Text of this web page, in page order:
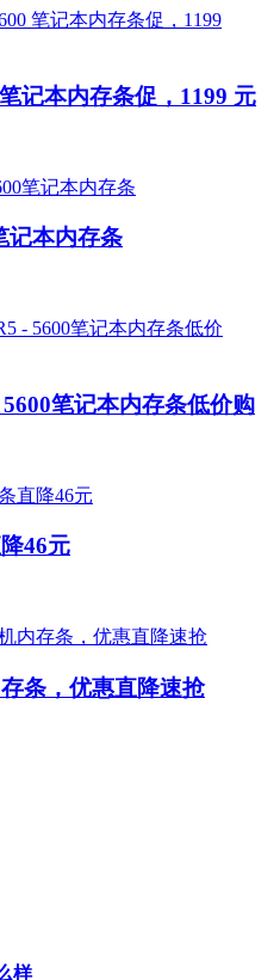
记本内存条促，1199 元
记本内存条
笔记本内存条低价购
46元
条，优惠直降速抢
样